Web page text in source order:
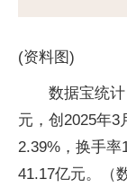
(资料图)
数据宝统
元，创2025年3
2.39%，换手
41.17亿元。（